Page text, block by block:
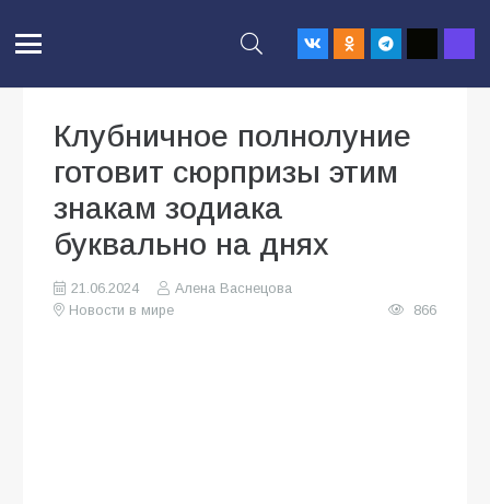
Клубничное полнолуние
готовит сюрпризы этим
знакам зодиака
буквально на днях
21.06.2024
Алена Васнецова
Новости в мире
866